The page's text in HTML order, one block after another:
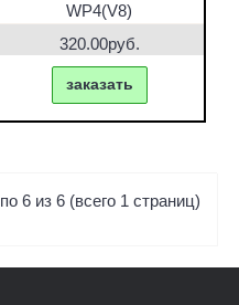
WP4(V8)
320.00руб.
заказать
6 из 6 (всего 1 страниц)